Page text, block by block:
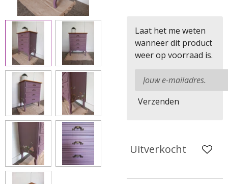
Laat het me weten
wanneer dit product
weer op voorraad is.
Verzenden
Uitverkocht